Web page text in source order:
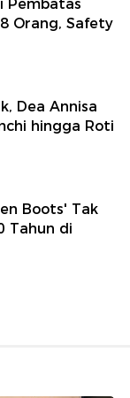
Pembatas
Orang, Safety
Dea Annisa
hingga Roti
Boots' Tak
Tahun di